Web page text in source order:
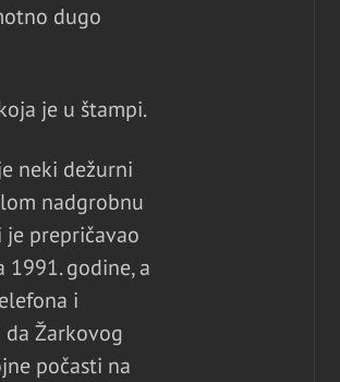
dugo
je u štampi.
neki dežurni
nadgrobnu
je prepričavao
godine, a
i
Žarkovog
počasti na